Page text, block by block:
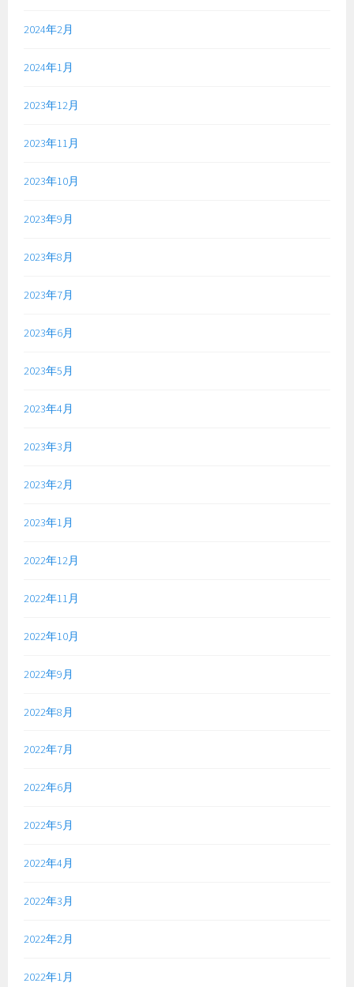
2024年2月
2024年1月
2023年12月
2023年11月
2023年10月
2023年9月
2023年8月
2023年7月
2023年6月
2023年5月
2023年4月
2023年3月
2023年2月
2023年1月
2022年12月
2022年11月
2022年10月
2022年9月
2022年8月
2022年7月
2022年6月
2022年5月
2022年4月
2022年3月
2022年2月
2022年1月